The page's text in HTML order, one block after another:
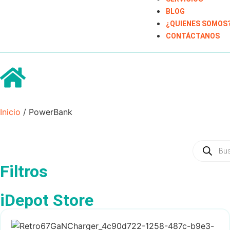
BLOG
¿QUIENES
CONTÁCTANOS
Inicio / PowerBank
Filtros
iDepot Store